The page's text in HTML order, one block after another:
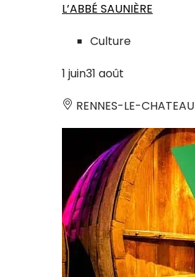
L’ABBÉ SAUNIÈRE
Culture
1 juin31 août
RENNES-LE-CHATEAU